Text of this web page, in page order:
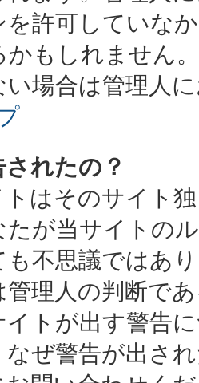
を許可していな
かもしれません
い場合は管理人
れたの？
はそのサイト
が当サイトの
不思議ではあ
管理人の判断で
イトが出す警告
ぜ警告が出さ